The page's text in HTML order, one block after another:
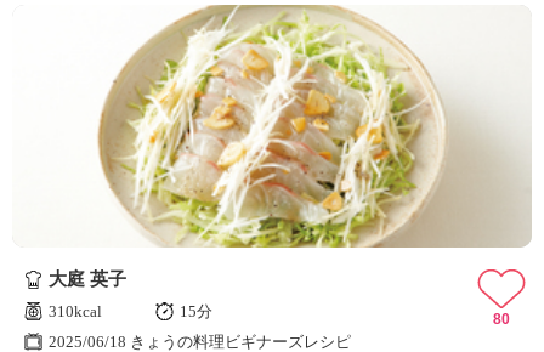
大庭 英子
310kcal
15分
2025/06/18 きょうの料理ビギナーズレシピ
80